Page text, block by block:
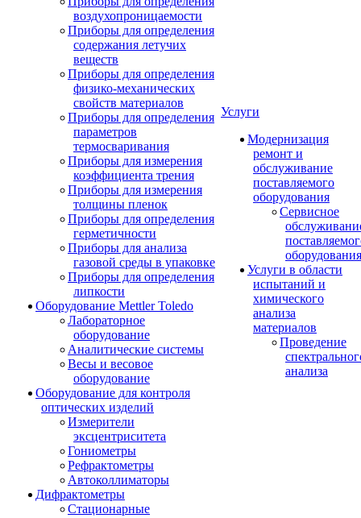
воздухопроницаемости
Приборы для определения
содержания летучих
веществ
Приборы для определения
физико-механических
свойств материалов
Приборы для определения
параметров
термосваривания
Приборы для измерения
коэффициента трения
Приборы для измерения
толщины пленок
Приборы для определения
герметичности
Приборы для анализа
газовой среды в упаковке
Приборы для определения
липкости
Оборудование Mettler Toledo
Лабораторное
оборудование
Аналитические системы
Весы и весовое
оборудование
Оборудование для контроля
оптических изделий
Измерители
эксцентриситета
Гониометры
Рефрактометры
Автоколлиматоры
Дифрактометры
Стационарные
Услуги
Модернизация
ремонт и
обслуживание
поставляемого
оборудования
Сервисное
оборудования
Услуги в области
испытаний и
химического
анализа
материалов
Проведение
анализа